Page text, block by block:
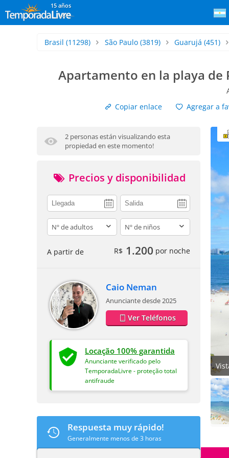
15 años
Brasil (11298) São Paulo(3819) Guarujá (451)
Apartamento en la playa de
Copiar enlace
Agregar a
2 personas están visualizando esta
propiedad en este momento!
Precios y disponibilidad
adults children
A partir de R$ 1.200 por noche
Caio Neman
Anunciante desde 2025
Ver Teléfonos
Locação 100% garantida
Anunciante verificado pelo
TemporadaLivre - proteção total
antifraude
Respuesta muy rápido!
Generalmente menos de 3 horas